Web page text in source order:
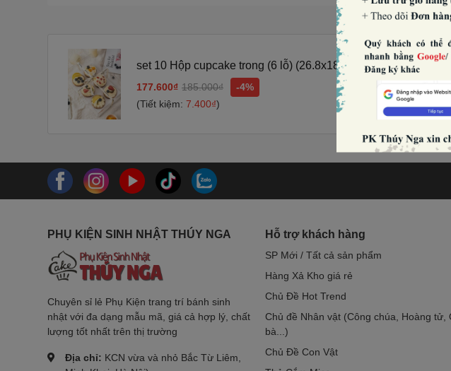
set 10 Hộp cupcake trong (6 lỗ) (26.8x18x10cm).
177.600₫ 185.000₫
-4%
(Tiết kiệm: 7.400₫)
PHỤ KIỆN SINH NHẬT THÚY NGA
Chuyên sỉ lẻ Phụ Kiện trang trí bánh sinh
nhật với đa dạng mẫu mã, giá cả hợp lý, chất
lượng tốt nhất trên thị trường
Địa chỉ: KCN vừa và nhỏ Bắc Từ Liêm,
Hỗ trợ khách hàng
SP Mới / Tất cả sản phẩm
Hàng Xả Kho giá rẻ
Chủ Đề Hot Trend
Chủ đề Nhân vật (Công chúa, Hoàng tử,
bà...)
Chủ Đề Con Vật